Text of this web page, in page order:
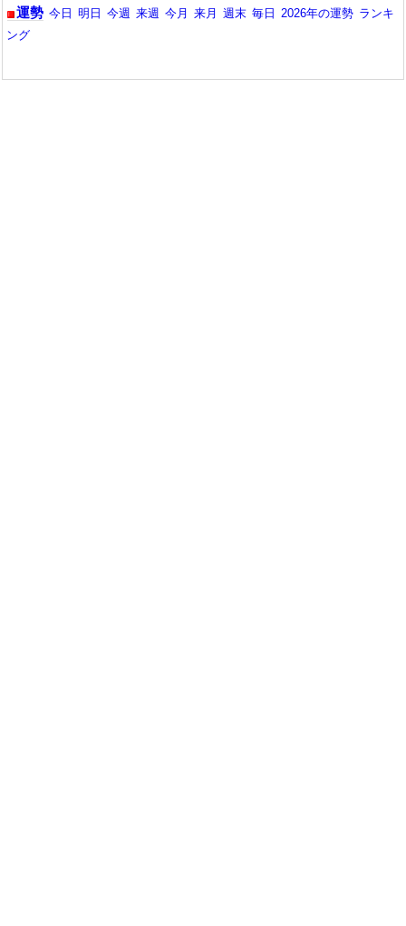
運勢 今日 明日 今週 来週 今月 来月 週末 毎日 2026年の運勢 ランキ
ング